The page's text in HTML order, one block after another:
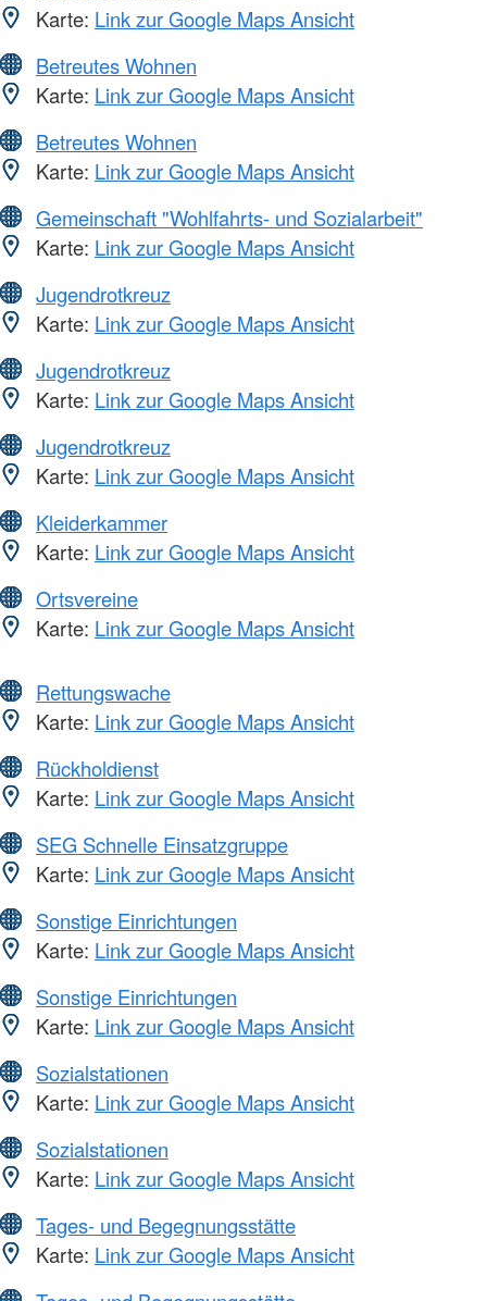
Karte: Link zur Google Maps Ansicht
Betreutes Wohnen
Karte: Link zur Google Maps Ansicht
Betreutes Wohnen
Karte: Link zur Google Maps Ansicht
Gemeinschaft "Wohlfahrts- und Sozialarbeit"
Karte: Link zur Google Maps Ansicht
Jugendrotkreuz
Karte: Link zur Google Maps Ansicht
Jugendrotkreuz
Karte: Link zur Google Maps Ansicht
Jugendrotkreuz
Karte: Link zur Google Maps Ansicht
Kleiderkammer
Karte: Link zur Google Maps Ansicht
Ortsvereine
Karte: Link zur Google Maps Ansicht
Rettungswache
Karte: Link zur Google Maps Ansicht
Rückholdienst
Karte: Link zur Google Maps Ansicht
SEG Schnelle Einsatzgruppe
Karte: Link zur Google Maps Ansicht
Sonstige Einrichtungen
Karte: Link zur Google Maps Ansicht
Sonstige Einrichtungen
Karte: Link zur Google Maps Ansicht
Sozialstationen
Karte: Link zur Google Maps Ansicht
Sozialstationen
Karte: Link zur Google Maps Ansicht
Tages- und Begegnungsstätte
Karte: Link zur Google Maps Ansicht